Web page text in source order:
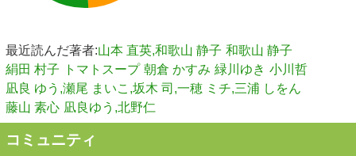
最近読んだ著者:山本 直英,和歌山 静子 和歌山 静子
絹田 村子
トマトスープ 朝倉 かすみ 緑川ゆき 小川哲
凪良 ゆう,瀬尾 まいこ,坂木 司,一穂 ミチ,三浦 しをん
藤山 素心 凪良ゆう,北野仁
コミュニティ